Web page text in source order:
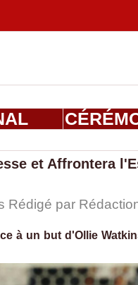
et Affrontera
Rédigé par
à un but d'Ollie